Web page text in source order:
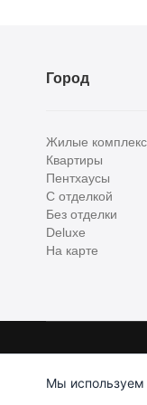
Город
Жилые
Квартиры
Пентхаусы
С отделкой
Без отделки
Deluxe
На карте
Хантер. Оплачивая
Мы